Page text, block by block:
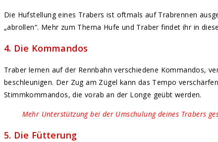
Die Hufstellung eines Trabers ist oftmals auf Trabrennen
„abrollen“. Mehr zum Thema Hufe und Traber findet ihr in
4. Die Kommandos
Traber lernen auf der Rennbahn verschiedene Kommandos,
beschleunigen. Der Zug am Zügel kann das Tempo
Stimmkommandos, die vorab an der Longe geübt werden.
Mehr Unterstützung bei der Umschulung deines Trabers
5. Die Fütterung